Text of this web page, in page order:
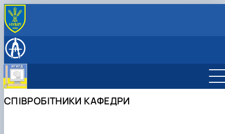
ПРО КАФЕДРУ
НАУКОВІ ГУРТКИ
моделювання
ОБУХОВСЬКІ ЧИТАННЯ
СПІВРОБІТНИКИ КАФЕДРИ